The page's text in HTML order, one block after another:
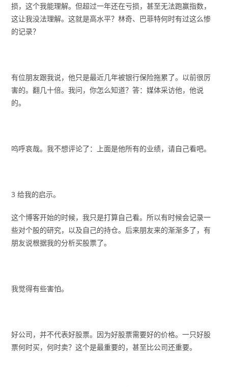
损，这个我能理解。但超过一年还在亏损，甚至无法跑赢指数，
这让我没法理解。这就是高水平？林奇、巴菲特何时有过这么惨
的记录？
有位朋友跟我说，他只是最近几年被银行保险拖累了。以前很厉
害的。翻几十倍。我问，你怎么知道？答：媒体采访他，他说
的。
呜呼哀哉。我不想评论了：上面是他所有的业绩，请自己看吧。
3 给我的启示。
这个博客开始的时候，我只是打算自己看。所以有时候会记录一
些对个股的研究，以及自己的持仓。后来朋友来的渐渐多了，有
朋友说根据我的分析买股票了。
我觉得有些害怕。
好公司，并不代表好股票。因为好股票需要好的价格。一只好股
票何时买，何时卖？这个是最重要的，甚至比公司还重要。